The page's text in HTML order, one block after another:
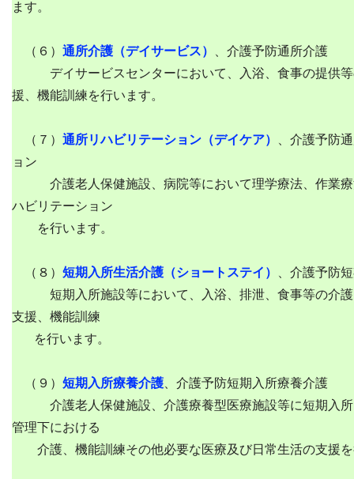
ます。
（６） 通所介護（デイサービス）
、介護予防通所介護
デイサービスセンターにおいて、入浴、食事の提供等
援、機能訓練を行います。
（７） 通所リハビリテーション（デイケア）
、介護予防
ョン
介護老人保健施設、病院等において理学療法、作業療
ハビリテーション
を行います。
（８） 短期入所生活介護（ショートステイ）
、介護予防
短期入所施設等において、入浴、排泄、食事等の介護
支援、機能訓練
を行います。
（９） 短期入所療養介護 、介護予防短期入所療養介護
介護老人保健施設、介護療養型医療施設等に短期入所
管理下における
介護、機能訓練その他必要な医療及び日常生活の支援を